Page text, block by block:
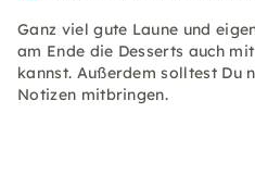
Ganz viel gute Laune und
am Ende die Desserts auch
kannst. Außerdem solltest Du
Notizen mitbringen.